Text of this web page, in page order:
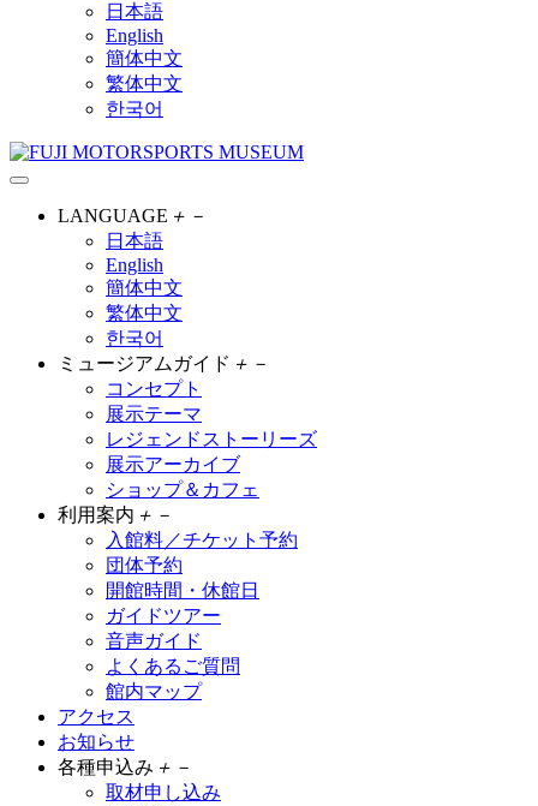
日本語
English
簡体中文
繁体中文
한국어
LANGUAGE ＋ －
日本語
English
簡体中文
繁体中文
한국어
ミュージアムガイド ＋ －
コンセプト
展示テーマ
レジェンドストーリーズ
展示アーカイブ
ショップ＆カフェ
利用案内 ＋ －
入館料／チケット予約
団体予約
開館時間・休館日
ガイドツアー
音声ガイド
よくあるご質問
館内マップ
アクセス
お知らせ
各種申込み ＋ －
取材申し込み